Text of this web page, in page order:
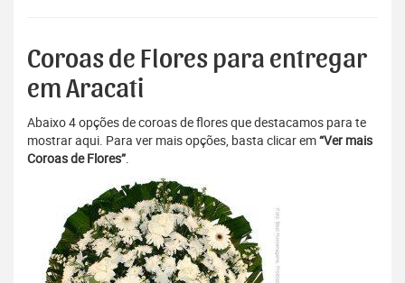
Coroas de Flores para entregar
em Aracati
Abaixo 4 opções de coroas de flores que destacamos para te
mostrar aqui. Para ver mais opções, basta clicar em“Ver mais
Coroas de Flores”.